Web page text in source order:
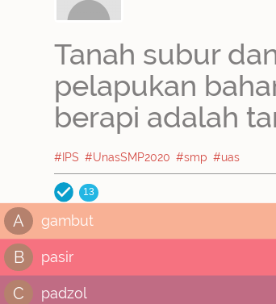
Tanah subur
pelapukan
berapi adalah
#IPS #UnasSMP2020 #smp #uas
13
A gambut
B pasir
C padzol